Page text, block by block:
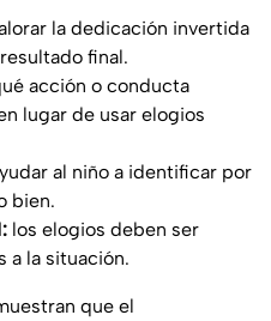
la dedicación invertida
final.
acción o conducta
lugar de usar elogios
al niño a identificar por
bien.
los elogios deben ser
a la situación.
que el